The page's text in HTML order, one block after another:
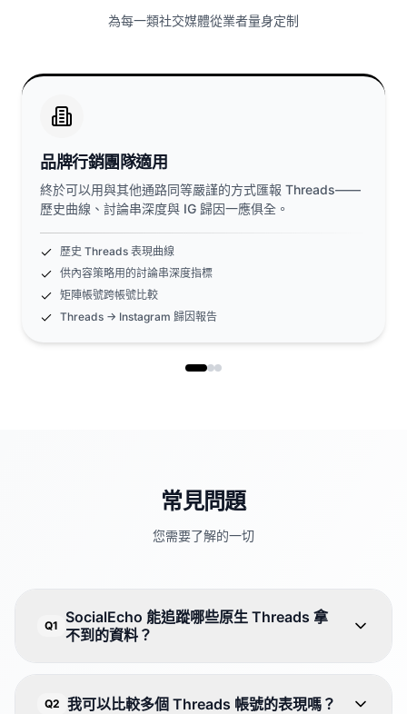
為每一類社交媒體從業者量身定制
品牌行銷團隊適用
終於可以用與其他通路同等嚴謹的方式匯報 Threads——
歷史曲線、討論串深度與 IG 歸因一應俱全。
歷史 Threads 表現曲線
供內容策略用的討論串深度指標
矩陣帳號跨帳號比較
Threads → Instagram 歸因報告
常見問題
您需要了解的一切
Q1
SocialEcho 能追蹤哪些原生 Threads 拿
不到的資料？
Q2 我可以比較多個 Threads 帳號的表現嗎？